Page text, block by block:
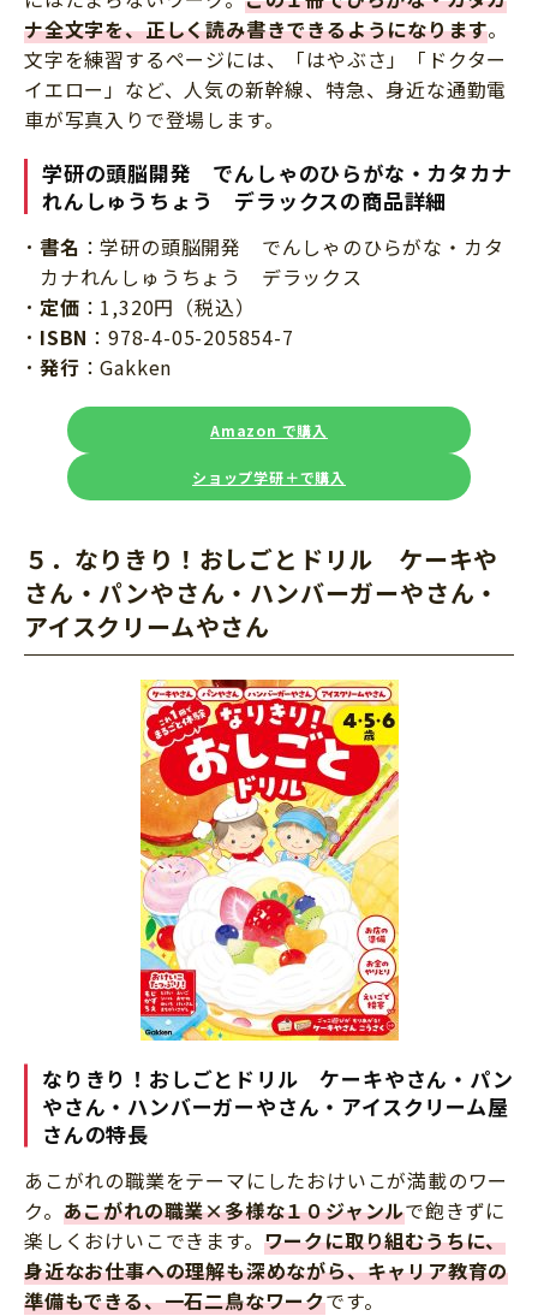
ナ全文字を、正しく読み書きできるようになります。
文字を練習するページには、「はやぶさ」「ドクター
イエロー」など、人気の新幹線、特急、身近な通勤電
車が写真入りで登場します。
学研の頭脳開発 でんしゃのひらがな・カタカナ
れんしゅうちょう デラックスの商品詳細
書名 ：学研の頭脳開発 でんしゃのひらがな・カタ
カナれんしゅうちょう デラックス
定価 ：1,320円（税込）
ISBN ：978-4-05-205854-7
発行 ：Gakken
Amazon で購入
ショップ学研＋で購入
５． なりきり！おしごとドリル ケーキや
さん・パンやさん・ハンバーガーやさん・
アイスクリームやさん
なりきり！おしごとドリル ケーキやさん・パン
やさん・ハンバーガーやさん・アイスクリーム屋
さんの特長
あこがれの職業をテーマにしたおけいこが満載のワー
ク。 あこがれの職業×多様な１０ジャンルで飽きずに
楽しくおけいこできます。 ワークに取り組むうちに、
身近なお仕事への理解も深めながら、キャリア教育の
準備もできる、一石二鳥なワークです。